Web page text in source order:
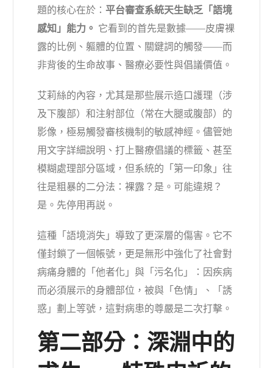
題的核心在於： 平台審查系統天生缺乏「語境
感知」能力。 它看到的首先是數據——皮膚裸
露的比例、軀體的位置、關鍵詞的觸發——而
非背後的生命故事、醫療必要性與倡議價值。
艾莉絲的內容，尤其是那些展示造口護理（涉
及下腹部）和注射部位（常在大腿或腹部）的
影像，極易觸發審核機制的敏感神經。儘管她
用文字詳細說明、打上醫療倡議的標籤、甚至
模糊處理部分區域，但系統的「第一印象」往
往是粗暴的二分法：裸露？是。可能違規？
是。先停用再説。
這種「語境消失」導致了更深層的傷害。它不
僅封鎖了一個帳號，更是無形中強化了社會對
病痛身體的「他者化」與「污名化」：因疾病
而必須展示的身體部位，被與「色情」、「誘
惑」劃上等號，這對病患的尊嚴是二次打擊。
第二部分：深淵中的